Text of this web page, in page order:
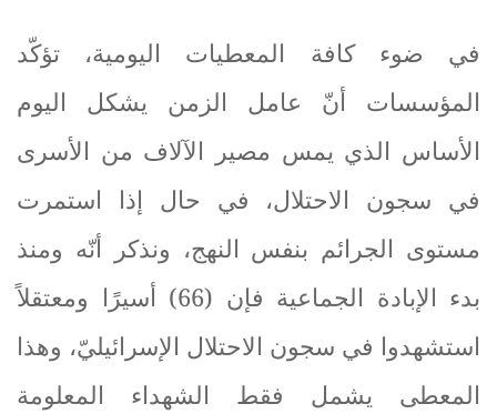
في ضوء كافة المعطيات اليومية، تؤكّد
المؤسسات أنّ عامل الزمن يشكل اليوم
الأساس الذي يمس مصير الآلاف من الأسرى
في سجون الاحتلال، في حال إذا استمرت
مستوى الجرائم بنفس النهج، ونذكر أنّه ومنذ
بدء الإبادة الجماعية فإن (66) أسيرًا ومعتقلاً
استشهدوا في سجون الاحتلال الإسرائيليّ، وهذا
المعطى يشمل فقط الشهداء المعلومة